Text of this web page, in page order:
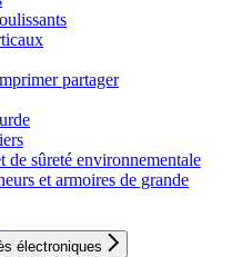
partager
de sûreté environnementale
et armoires de grande
électroniques